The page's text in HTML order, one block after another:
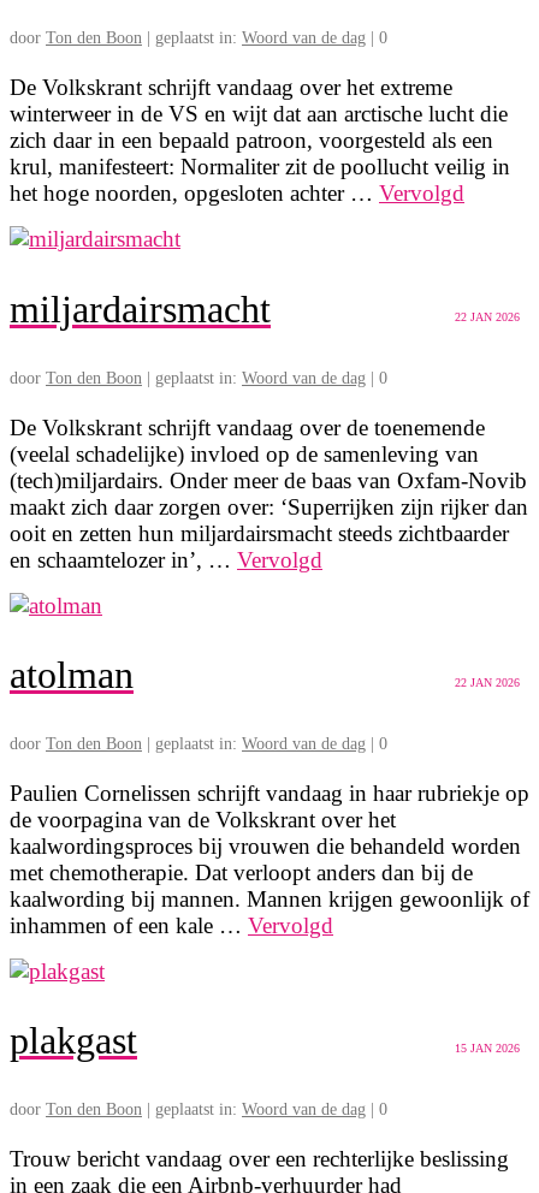
door Ton den Boon geplaatst in: Woord van de dag 0
De Volkskrant schrijft vandaag over het extreme
winterweer in de VS en wijt dat aan arctische lucht die
zich daar in een bepaald patroon, voorgesteld als een
krul, manifesteert: Normaliter zit de poollucht veilig in
het hoge noorden, opgesloten achter … Vervolgd
22 JAN 2026
miljardairsmacht
door Ton den Boon | geplaatst in: Woord van de dag | 0
De Volkskrant schrijft vandaag over de toenemende
(veelal schadelijke) invloed op de samenleving van
(tech)miljardairs. Onder meer de baas van Oxfam-Novib
maakt zich daar zorgen over: ‘Superrijken zijn rijker dan
ooit en zetten hun miljardairsmacht steeds zichtbaarder
en schaamtelozer in’, … Vervolgd
22 JAN 2026
atolman
door Ton den Boon | geplaatst in: Woord van de dag | 0
Paulien Cornelissen schrijft vandaag in haar rubriekje op
de voorpagina van de Volkskrant over het
kaalwordingsproces bij vrouwen die behandeld worden
met chemotherapie. Dat verloopt anders dan bij de
kaalwording bij mannen. Mannen krijgen gewoonlijk of
inhammen of een kale … Vervolgd
15 JAN 2026
plakgast
door Ton den Boon geplaatst in: Woord van de dag 0
Trouw bericht vandaag over een rechterlijke beslissing
in een zaak die een Airbnb-verhuurder had